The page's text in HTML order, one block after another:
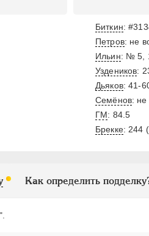
Биткин:
Петров: не
Ильин: № 5,
Уздеников:
Дьяков: 41-
Семёнов: не
ГМ: 84.5
Брекке: 244
Как определить